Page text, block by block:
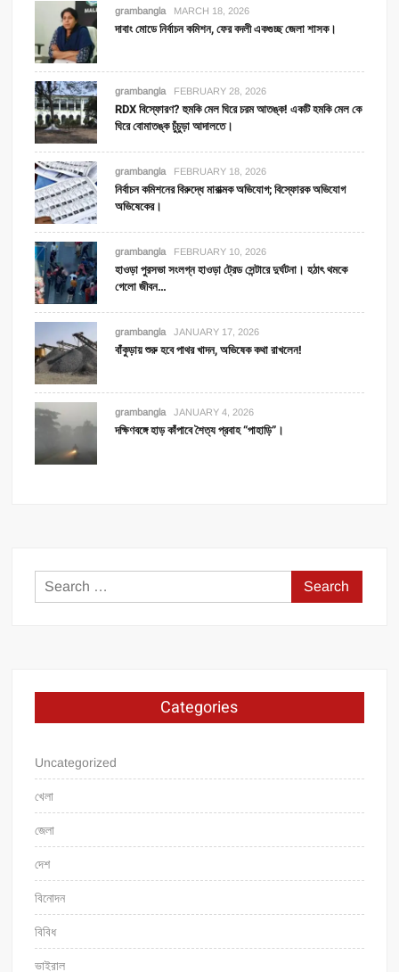
grambangla MARCH 18, 2026
দাবাং মোডে নির্বাচন কমিশন, ফের বদলী একগুচ্ছ জেলা শাসক।
grambangla FEBRUARY 28, 2026
RDX বিস্ফোরণ? হুমকি মেল ঘিরে চরম আতঙ্ক! একটি হমকি মেল কে
ঘিরে বোমাতঙ্ক চুঁচুড়া আদালতে।
grambangla FEBRUARY 18, 2026
নির্বাচন কমিশনের বিরুদ্ধে মারাত্মক অভিযোগ; বিস্ফোরক অভিযোগ
অভিষেকের।
grambangla FEBRUARY 10, 2026
হাওড়া পুরসভা সংলগ্ন হাওড়া ট্রেড সেন্টারে দুর্ঘটনা। হঠাৎ থমকে
গেলো জীবন…
grambangla JANUARY 17, 2026
বাঁকুড়ায় শুরু হবে পাথর খাদন, অভিষেক কথা রাখলেন!
grambangla JANUARY 4, 2026
দক্ষিণবঙ্গে হাড় কাঁপাবে শৈত্য প্রবাহ “পাহাড়ি”।
Search
for:
Categories
Uncategorized
খেলা
জেলা
দেশ
বিনোদন
বিবিধ
ভাইরাল